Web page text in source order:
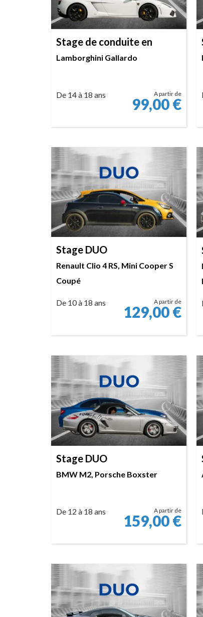
Stage de conduite en
Lamborghini Gallardo
De 14 à 18 ans A partir de
99,00€
Stage DUO
Renault Clio 4 RS, Mini Cooper S
Coupé
De 10 à 18 ans A partir de
129,00€
Stage DUO
BMW M2, Porsche Boxster
De 12 à 18 ans A partir de
159,00€